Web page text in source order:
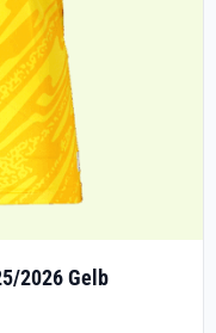
2026 Gelb